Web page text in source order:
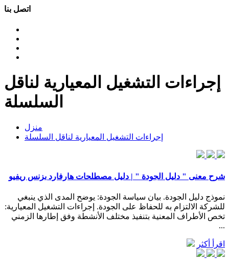
اتصل بنا
إجراءات التشغيل المعيارية لناقل
السلسلة
منزل
إجراءات التشغيل المعيارية لناقل السلسلة
شرح معنى " دليل الجودة " | دليل مصطلحات هارفارد بزنس ريفيو
نموذج دليل الجودة. بيان سياسة الجودة: يوضح المدى الذي ينبغي
للشركة الالتزام به للحفاظ على الجودة. إجراءات التشغيل المعيارية:
تخص الأطراف المعنية بتنفيذ مختلف الأنشطة وفق إطارها الزمني
...
اقرأ أكثر